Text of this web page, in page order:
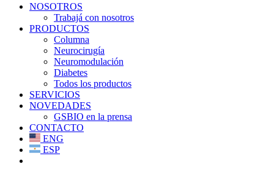
NOSOTROS
Trabajá con nosotros
PRODUCTOS
Columna
Neurocirugía
Neuromodulación
Diabetes
Todos los productos
SERVICIOS
NOVEDADES
GSBIO en la prensa
CONTACTO
ENG
ESP